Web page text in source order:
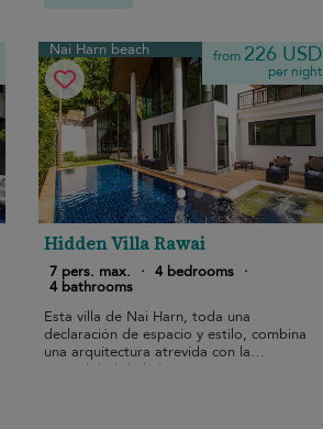
Nai Harn beach from 226 USD
per night
Hidden Villa Rawai
7 pers. max. · 4 bedrooms ·
4 bathrooms
Esta villa de Nai Harn, toda una
declaración de espacio y estilo, combina
una arquitectura atrevida con la
comodidad de la brisa y una piscina